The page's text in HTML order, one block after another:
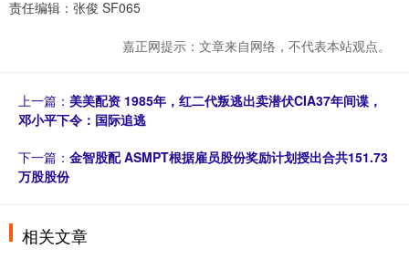
责任编辑：张俊 SF065
嘉正网提示：文章来自网络，不代表本站观点。
上一篇： 美美配资 1985年，红二代叛逃出卖潜伏CIA37年间谍，
邓小平下令：国际追逃
下一篇： 金智股配 ASMPT根据雇员股份奖励计划授出合共151.73
万股股份
相关文章